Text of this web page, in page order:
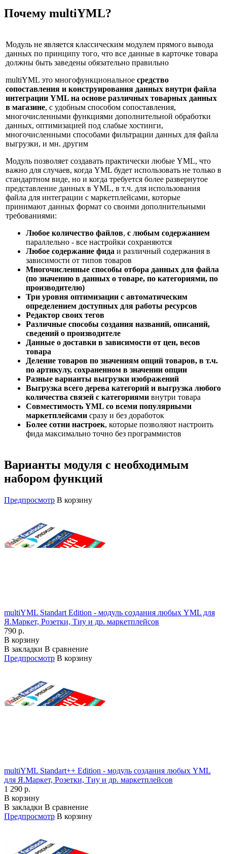
Почему multiYML?
Модуль не является классическим модулем прямого вывода
данных по принципу того, что все данные в карточке товара
должны быть заведены обязательно правильно
multiYML это многофункциональное средство
сопоставления и конструирования данных внутри файла
интеграции YML на основе различных товарных данных
в магазине, с удобным способом сопоставления,
многочисленными функциями дополнительной обработки
данных, оптимизацией под слабые хостинги,
многочисленными способами фильтрации данных для файла
выгрузки, и мн. другим
Модуль позволяет создавать практически любые YML, что
важно для случаев, когда YML будет использовать не только в
стандартном виде, но и когда требуется более развернутое
представление данных в YML, в т.ч. для использования
файла для интеграции с маркетплейсами, которые
принимают данных формат со своими дополнительными
требованиями:
Любое количество файлов, с любым содержанием
параллельно - все настройки сохраняются
Любое содержание фида и различный содержания в
зависимости от типов товаров
Многочисленные способы отбора данных для файла
(по значению в данных о товаре, по категориями, по
производителю)
Три уровня оптимизации с автоматическим
определением доступных для работы ресурсов
Редактор своих тегов
Различные способы создания названий, описаний,
сведений о производителе
Данные о доставки в зависимости от цен, весов
товара
Деление товаров по значениям опций товаров, в т.ч.
по артикулу, сохраненном в значении опции
Разные варианты выгрузки изображений
Выгрузка всего дерева категорий и выгрузка любого
количества связей с категориями внутри товара
Совместимость YML со всеми популярными
маркетплейсами сразу и без доработок
Более сотни настроек, которые позволяют настроить
фида максимально точно без программистов
Варианты модуля с необходимым
набором функций
Предпросмотр В корзину
multiYML Standart Edition - модуль создания любых YML для
Я.Маркет, Розетки, Тиу и др. маркетплейсов
790 р.
В корзину
В закладки В сравнение
Предпросмотр В корзину
multiYML Standart++ Edition - модуль создания любых YML
для Я.Маркет, Розетки, Тиу и др. маркетплейсов
1 290 р.
В корзину
В закладки В сравнение
Предпросмотр В корзину